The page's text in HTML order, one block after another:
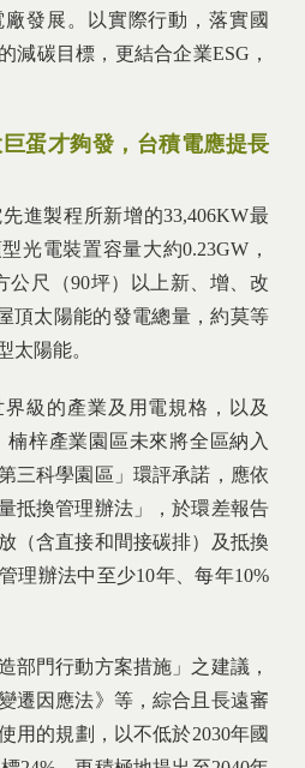
發展。以實際行動，落實國
減碳目標，更結合企業ESG，
蛋才夠發，台積電應提長
進製程所新增的33,406KW最
光電裝置容量大約0.23GW，
公尺（90坪）以上新、增、改
頂太陽能的發電總量，約莫等
太陽能。
級的產業及用電規格，以及
楠梓產業園區未來將全區納入
三科學園區」環評承諾，應依
抵換管理辦法」，於環差報告
（含直接和間接碳排）及抵換
理辦法中至少10年、每年10%
部門行動方案措施」之建議，
遷因應法》等，綜合且長遠審
用的規劃，以不低於2030年國